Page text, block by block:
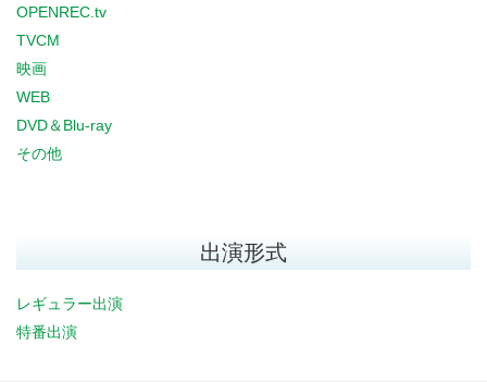
OPENREC.tv
TVCM
映画
WEB
DVD＆Blu-ray
その他
出演形式
レギュラー出演
特番出演